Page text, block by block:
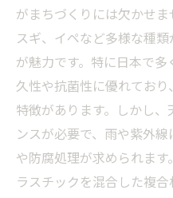
がまちづくりには欠かせ
スギ、イペなど多様な種
が魅力です。特に日本で
久性や抗菌性に優れてお
特徴があります。しかし
ンスが必要で、雨や紫外
や防腐処理が求められま
ラスチックを混合した複